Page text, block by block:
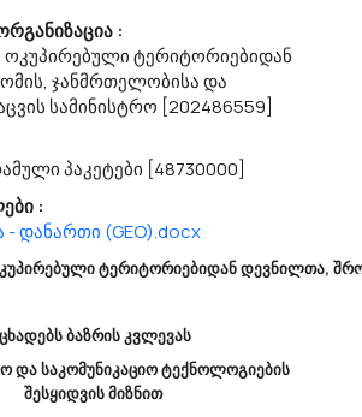
და სანიტარიული მომსახურების
(CPV 909000...
Საგამოძიებო Სამსახური Აცხადებს Ბაზრის
სხვადასხვა სახის კარტრიჯების (CPV
კარტრიჯები) შესყიდვის სავარაუდო
მიზნითდაინტერესებულ პირებს
დეკემბ...
:
ტერიტორიებიდან
ჯანმრთელობისა და
სამინისტრო [202486559]
პაკეტები [48730000]
:
- დანართი (GEO).docx
ტერიტორიებიდან დევნილთა,
ბაზრის კვლევას
და საკომუნიკაციო ტექნოლოგიების
შესყიდვის მიზნით